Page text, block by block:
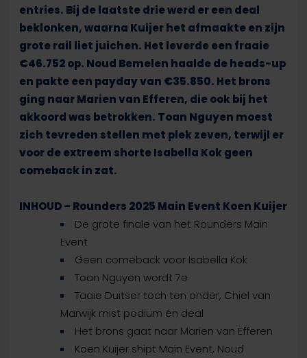
entries. Bij de laatste drie werd er een deal
beklonken, waarna Kuijer het afmaakte en zijn
grote rail liet juichen. Het leverde een fraaie
€46.752 op. Noud Bemelen haalde de heads-up
en pakte een payday van €35.850. Het brons
ging naar Marien van Efferen, die ook bij het
akkoord was betrokken. Toan Nguyen moest
zich tevreden stellen met plek zeven, terwijl er
voor de extreem shorte Isabella Kok geen
comeback in zat.
INHOUD – Rounders 2025 Main Event Koen Kuijer
De grote finale van het Rounders Main
Event
Geen comeback voor Isabella Kok
Toan Nguyen wordt 7e
Taaie Duitser toch ten onder, Chiel van
Marwijk mist podium én deal
Het brons gaat naar Marien van Efferen
Koen Kuijer shipt Main Event, Noud